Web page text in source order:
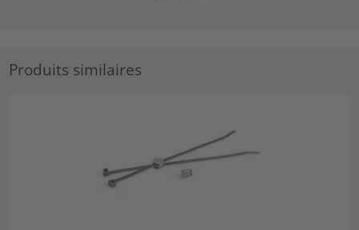
Produits similaires